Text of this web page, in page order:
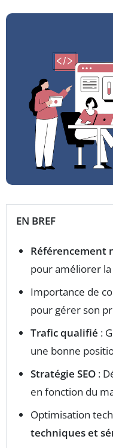
EN BREF
Référencement
pour améliorer
Importance de
pour gérer son
Trafic qualifié :
une bonne
Stratégie SEO :
en fonction du
Optimisation
techniques et